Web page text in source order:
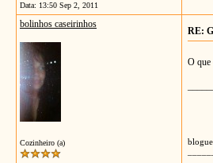
Data: 13:50 Sep 2, 2011
bolinhos caseirinhos
Cozinheiro (a)
RE:
O que